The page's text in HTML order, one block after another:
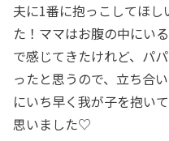
夫に1番に抱っこしてほ
た！ママはお腹の中にい
で感じてきたけれど、パ
ったと思うので、立ち合
にいち早く我が子を抱い
思いました♡